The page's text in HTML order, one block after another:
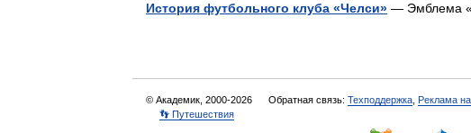
История футбольного клуба «Челси» — Эмблема
© Академик, 2000-2026 Обратная связь: Техподдержка Реклама
👣 Путешествия